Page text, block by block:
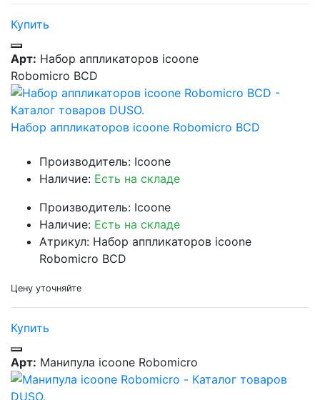
Купить
Арт: Набор аппликаторов icoone
Robomicro BCD
Набор аппликаторов icoone Robomicro BCD
Производитель: Icoone
Наличие: Есть на складе
Производитель: Icoone
Наличие: Есть на складе
Атрикул: Набор аппликаторов icoone
Robomicro BCD
Цену уточняйте
Купить
Арт: Манипула icoone Robomicro